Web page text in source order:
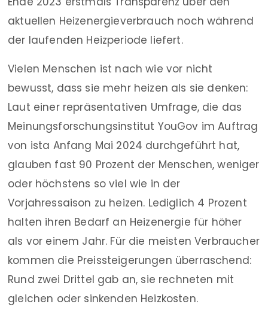
aktuellen Heizenergieverbrauch noch während
der laufenden Heizperiode liefert.
Vielen Menschen ist nach wie vor nicht
bewusst, dass sie mehr heizen als sie denken:
Laut einer repräsentativen Umfrage, die das
Meinungsforschungsinstitut YouGov im Auftrag
von ista Anfang Mai 2024 durchgeführt hat,
glauben fast 90 Prozent der Menschen, weniger
oder höchstens so viel wie in der
Vorjahressaison zu heizen. Lediglich 4 Prozent
halten ihren Bedarf an Heizenergie für höher
als vor einem Jahr. Für die meisten Verbraucher
kommen die Preissteigerungen überraschend:
Rund zwei Drittel gab an, sie rechneten mit
gleichen oder sinkenden Heizkosten.